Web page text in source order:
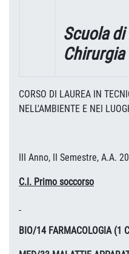
Scuola
Chirurgia
CORSO DI LAUREA IN
NELL'AMBIENTE E NEI
III Anno, II Semestre, A.A.
C.I. Primo soccorso
BIO/14 FARMACOLOGIA (1